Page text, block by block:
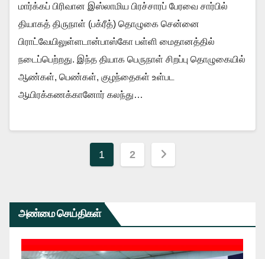
மார்க்கப் பிரிவான இஸ்லாமிய பிரச்சாரப் பேரவை சார்பில்
தியாகத் திருநாள் (பக்ரீத்) தொழுகை சென்னை
பிராட்வேயிலுள்ளடான்பாஸ்கோ பள்ளி மைதானத்தில்
நடைப்பெற்றது. இந்த தியாக பெருநாள் சிறப்பு தொழுகையில்
ஆண்கள், பெண்கள், குழந்தைகள் உள்பட
ஆயிரக்கணக்கானோர் கலந்து…
Posts
1 2
அண்மை செய்திகள்